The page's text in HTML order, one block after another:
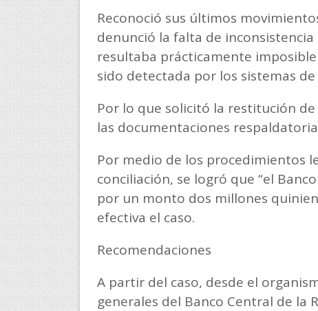
Reconoció sus últimos
denunció la falta de
resultaba prácticamente
sido detectada por los sistemas
Por lo que solicitó la restitución
las documentaciones
Por medio de los procedimientos
conciliación, se logró que “el
por un monto dos millones
efectiva el caso.
Recomendaciones
A partir del caso, desde el
generales del Banco Central de